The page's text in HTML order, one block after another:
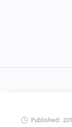
Published: